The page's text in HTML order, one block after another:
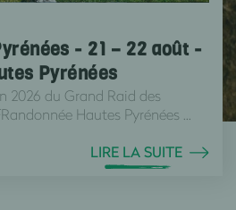
- 21 – 22 août -
Pyrénées
2026 du Grand Raid des
Hautes Pyrénées ...
LIRE LA SUITE